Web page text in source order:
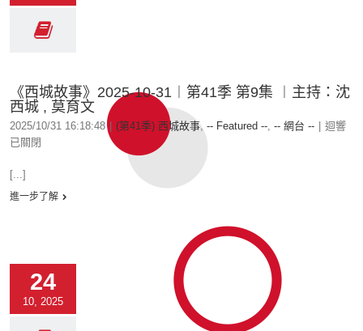
《西城故事》2025-10-31︱第41季 第9集 ︱主持：沈
西城 , 莫育文
2025/10/31 16:18:48 (第41季) 西城故事, -- Featured --, -- 網台 --
迴響
已關閉
[...]
進一步了解
24
10, 2025